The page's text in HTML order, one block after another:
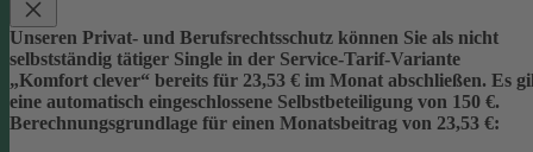
Unseren Privat- und Berufsrechtsschutz können Sie als nicht
selbstständig tätiger Single in der Service-Tarif-Variante
„Komfort clever“ bereits für 23,53 € im Monat abschließen. Es
eine automatisch eingeschlossene Selbstbeteiligung von 150 €.
Berechnungsgrundlage für einen Monatsbeitrag von 23,53 €: